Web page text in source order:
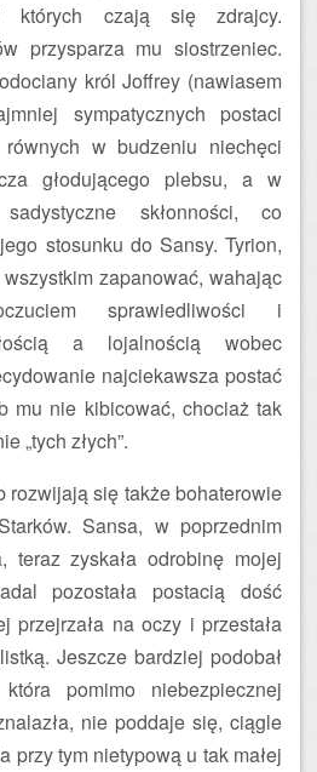
których czają się zdrajcy.
przysparza mu siostrzeniec.
król Joffrey (nawiasem
sympatycznych postaci
w budzeniu niechęci
głodującego plebsu, a w
skłonności, co
stosunku do Sansy. Tyrion,
zapanować, wahając
sprawiedliwości i
a lojalnością wobec
najciekawsza postać
mu nie kibicować, chociaż tak
„tych złych”.
rozwijają się także bohaterowie
Sansa, w poprzednim
teraz zyskała odrobinę mojej
pozostała postacią dość
przejrzała na oczy i przestała
Jeszcze bardziej podobał
pomimo niebezpiecznej
nie poddaje się, ciągle
przy tym nietypową u tak małej